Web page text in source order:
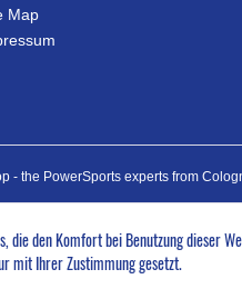
Map
- the PowerSports experts from
die den Komfort bei Benutzung dieser
mit Ihrer Zustimmung gesetzt.